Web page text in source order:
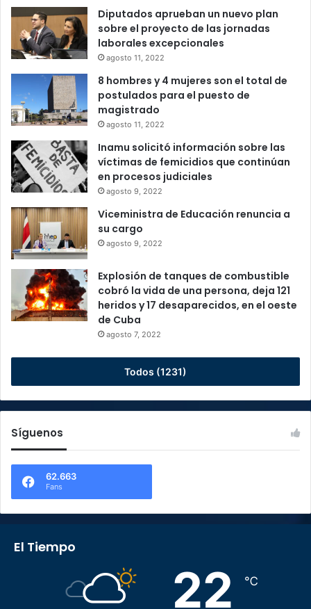
Diputados aprueban un nuevo plan
sobre el proyecto de las jornadas
laborales excepcionales
agosto 11, 2022
8 hombres y 4 mujeres son el total de
postulados para el puesto de
magistrado
agosto 11, 2022
Inamu solicitó información sobre las
víctimas de femicidios que continúan
en procesos judiciales
agosto 9, 2022
Viceministra de Educación renuncia a
su cargo
agosto 9, 2022
Explosión de tanques de combustible
cobró la vida de una persona, deja 121
heridos y 17 desaparecidos, en el oeste
de Cuba
agosto 7, 2022
Todos (1231)
Síguenos
62.663
Fans
El Tiempo
22 ℃